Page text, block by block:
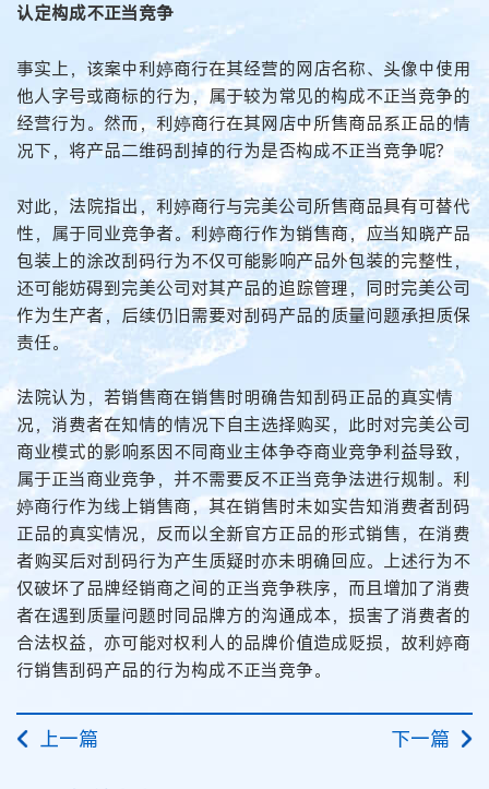
认定构成不正当竞争
事实上，该案中利婷商行在其经营的网店名称、头像中使用
他人字号或商标的行为，属于较为常见的构成不正当竞争的
经营行为。然而，利婷商行在其网店中所售商品系正品的情
况下，将产品二维码刮掉的行为是否构成不正当竞争呢？
对此，法院指出，利婷商行与完美公司所售商品具有可替代
性，属于同业竞争者。利婷商行作为销售商，应当知晓产品
包装上的涂改刮码行为不仅可能影响产品外包装的完整性，
还可能妨碍到完美公司对其产品的追踪管理，同时完美公司
作为生产者，后续仍旧需要对刮码产品的质量问题承担质保
责任。
法院认为，若销售商在销售时明确告知刮码正品的真实情
况，消费者在知情的情况下自主选择购买，此时对完美公司
商业模式的影响系因不同商业主体争夺商业竞争利益导致，
属于正当商业竞争，并不需要反不正当竞争法进行规制。利
婷商行作为线上销售商，其在销售时未如实告知消费者刮码
正品的真实情况，反而以全新官方正品的形式销售，在消费
者购买后对刮码行为产生质疑时亦未明确回应。上述行为不
仅破坏了品牌经销商之间的正当竞争秩序，而且增加了消费
者在遇到质量问题时同品牌方的沟通成本，损害了消费者的
合法权益，亦可能对权利人的品牌价值造成贬损，故利婷商
行销售刮码产品的行为构成不正当竞争。
上一篇 下一篇